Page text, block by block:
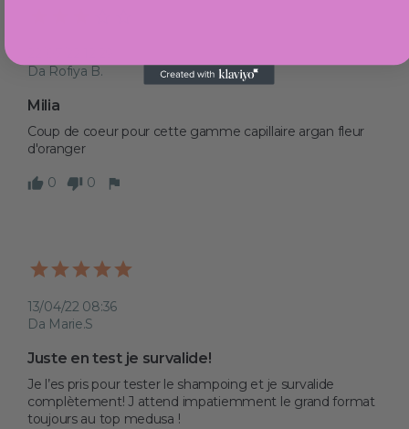
Da Rofiya B.
Milia
Coup de coeur pour cette gamme capillaire argan fleur
d'oranger
0 0
13/04/22 08:36
Da Marie.S
Juste en test je survalide!
Je l’es pris pour tester le shampoing et je survalide
complètement! J attend impatiemment le grand format
toujours au top medusa !